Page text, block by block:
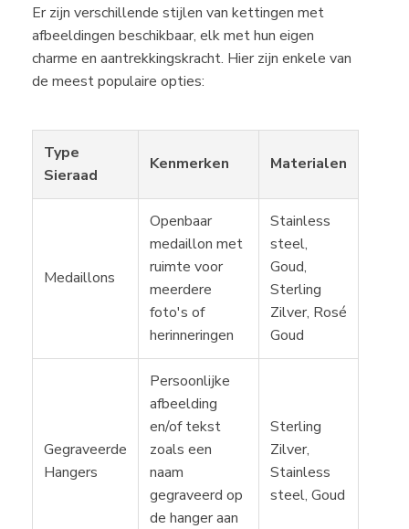
Er zijn verschillende stijlen van kettingen met
afbeeldingen beschikbaar, elk met hun eigen
charme en aantrekkingskracht. Hier zijn enkele van
de meest populaire opties:
Type
Sieraad
Kenmerken Materialen
Medaillons
Openbaar
medaillon met
ruimte voor
meerdere
foto's of
herinneringen
Stainless
steel,
Goud,
Sterling
Zilver, Rosé
Goud
Gegraveerde
Hangers
Persoonlijke
afbeelding
en/of tekst
zoals een
naam
gegraveerd op
de hanger aan
Sterling
Zilver,
Stainless
steel, Goud